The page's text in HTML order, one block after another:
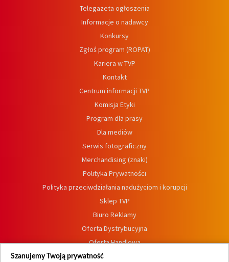
Telegazeta ogłoszenia
Informacje o nadawcy
Konkursy
Zgłoś program (ROPAT)
Kariera w TVP
Kontakt
Centrum informacji TVP
Komisja Etyki
Program dla prasy
Dla mediów
Serwis fotograficzny
Merchandising (znaki)
Polityka Prywatności
Polityka przeciwdziałania nadużyciom i korupcji
Sklep TVP
Biuro Reklamy
Oferta Dystrybucyjna
Oferta Handlowa
Dostępność
Szanujemy Twoją prywatność